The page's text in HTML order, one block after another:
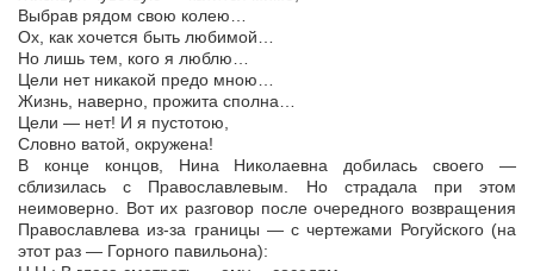
Выбрав рядом свою колею…
Ох, как хочется быть любимой…
Но лишь тем, кого я люблю…
Цели нет никакой предо мною…
Жизнь, наверно, прожита сполна…
Цели — нет! И я пустотою,
Словно ватой, окружена!
В конце концов, Нина Николаевна добилась своего —
сблизилась с Православлевым. Но страдала при этом
неимоверно. Вот их разговор после очередного возвращения
Православлева из-за границы — с чертежами Рогуйского (на
этот раз — Горного павильона):